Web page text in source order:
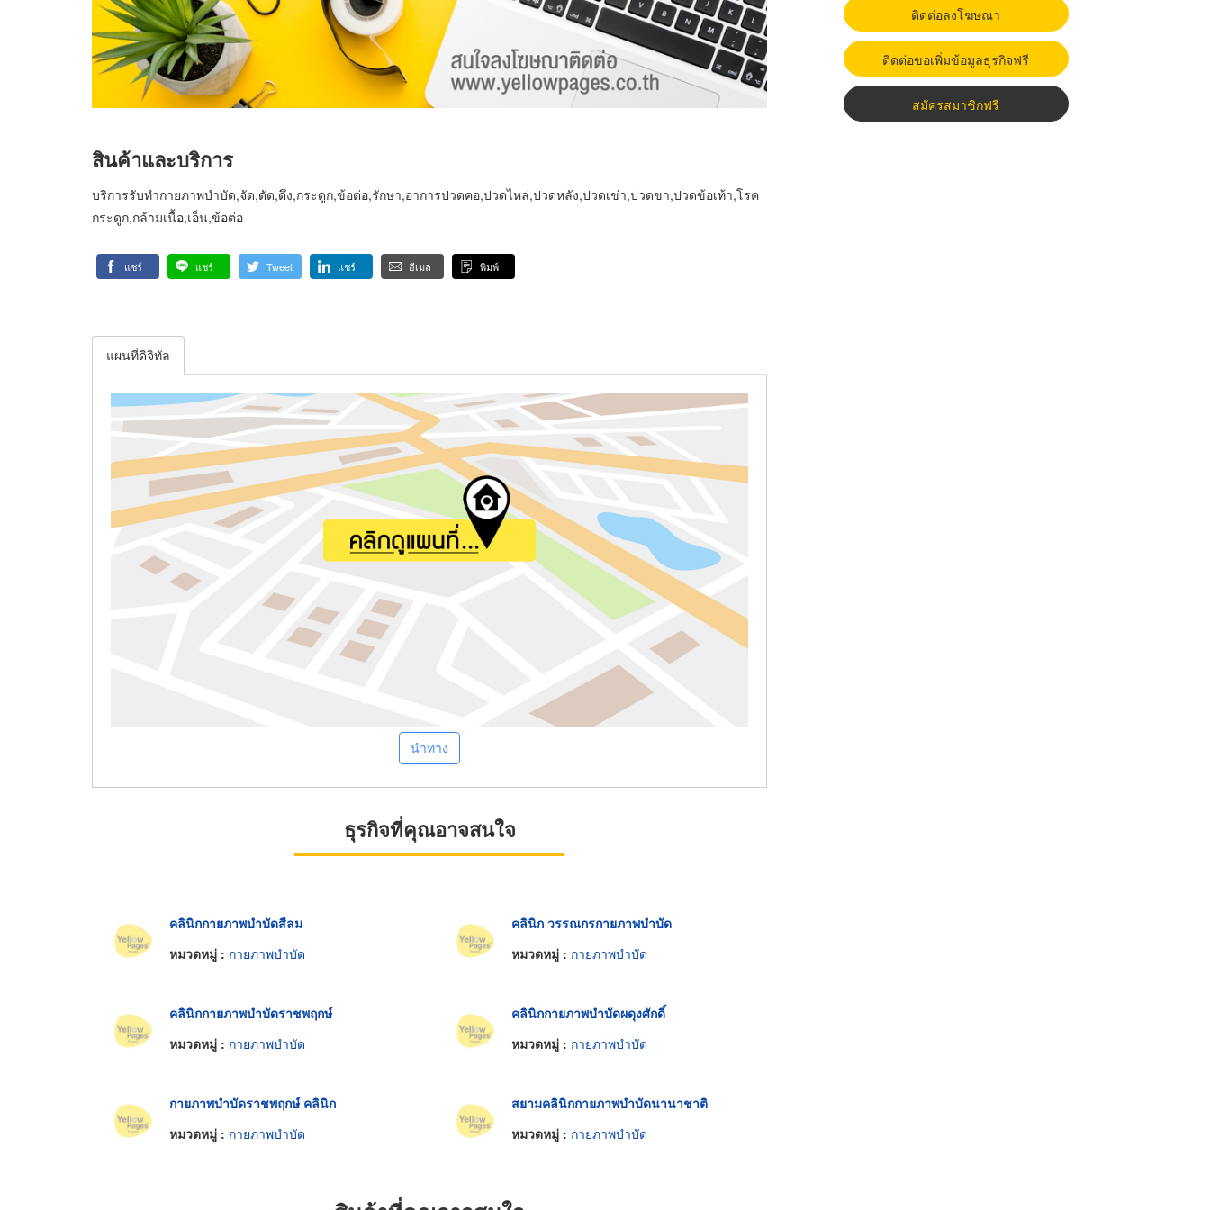
สินค้าและบริการ
บริการรับทำกายภาพบำบัด,จัด,ดัด,ดึง,กระดูก,ข้อต่อ,รักษา,อาการปวดคอ,ปวดไหล่,ปวดหลัง,ปวดเข่า,ปวดขา,ปวดข้อเท้า,โรค
กระดูก,กล้ามเนื้อ,เอ็น,ข้อต่อ
แชร์ แชร์ Tweet แชร์ อีเมล พิมพ์
แผนที่ดิจิทัล
นำทาง
ธุรกิจที่คุณอาจสนใจ
คลินิกกายภาพบำบัดสีลม
หมวดหมู่ : กายภาพบำบัด
คลินิก​ วรรณกรกายภาพบำบัด
หมวดหมู่ : กายภาพบำบัด
คลินิกกายภาพบำบัดราชพฤกษ์
หมวดหมู่ : กายภาพบำบัด
คลินิกกายภาพบำบัดผดุงศักดิ์
หมวดหมู่ : กายภาพบำบัด
กายภาพบำบัดราชพฤกษ์ คลินิก
หมวดหมู่ : กายภาพบำบัด
สยามคลินิกกายภาพบำบัดนานาชาติ
หมวดหมู่ : กายภาพบำบัด
ติดต่อลงโฆษณา
ติดต่อขอเพิ่มข้อมูลธุรกิจฟรี
สมัครสมาชิกฟรี